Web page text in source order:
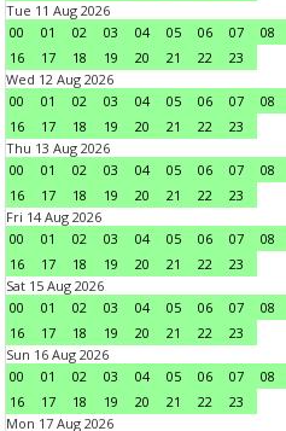
Tue 11 Aug 2026
00
01 02 03 04 05 06 07 08
16
17 18 19 20 21 22
23
Wed 12 Aug 2026
00
01 02 03 04 05 06 07 08
16
17 18 19 20 21 22
23
Thu 13 Aug 2026
00
01 02 03 04 05 06 07 08
16
17 18 19 20 21 22
23
Fri 14 Aug 2026
00
01 02 03 04 05 06 07 08
16
17 18 19 20 21 22
23
Sat 15 Aug 2026
00
01 02 03 04 05 06 07 08
16
17 18 19 20 21 22
23
Sun 16 Aug 2026
00
01 02 03 04 05 06 07 08
16
17 18 19 20 21 22
23
Mon 17 Aug 2026